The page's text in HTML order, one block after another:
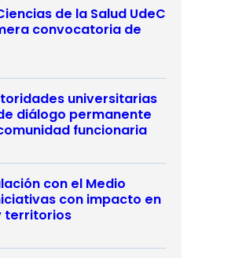
de la Salud UdeC
convocatoria de
universitarias
diálogo permanente
funcionaria
con el Medio
con impacto en
territorios